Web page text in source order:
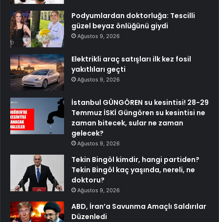
Podyumlardan doktorluğa: Tescilli
güzel beyaz önlüğünü giydi
Ağustos 9, 2026
Elektrikli araç satışları ilk kez fosil
yakıtlıları geçti
Ağustos 9, 2026
İstanbul GÜNGÖREN su kesintisi! 28-29
Temmuz İSKİ Güngören su kesintisi ne
zaman bitecek, sular ne zaman
gelecek?
Ağustos 9, 2026
Tekin Bingöl kimdir, hangi partiden?
Tekin Bingöl kaç yaşında, nereli, ne
doktoru?
Ağustos 9, 2026
ABD, İran’a Savunma Amaçlı Saldırılar
Düzenledi